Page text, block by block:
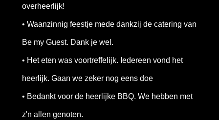
overheerlijk!
• Waanzinnig feestje mede dankzij de catering van
Be my Guest. Dank je wel.
• Het eten was voortreffelijk. Iedereen vond het
heerlijk. Gaan we zeker nog eens doe
• Bedankt voor de heerlijke BBQ. We hebben met
z'n allen genoten.